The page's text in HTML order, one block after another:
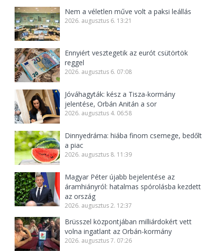
Nem a véletlen műve volt a paksi leállás
2026. augusztus 6. 13:21
Ennyiért vesztegetik az eurót csütörtök
reggel
2026. augusztus 6. 07:08
Jóváhagyták: kész a Tisza-kormány
jelentése, Orbán Anitán a sor
2026. augusztus 4. 06:58
Dinnyedráma: hiába finom csemege, bedőlt
a piac
2026. augusztus 8. 11:39
Magyar Péter újabb bejelentése az
áramhiányról: hatalmas spórolásba kezdett
az ország
2026. augusztus 2. 12:37
Brüsszel központjában milliárdokért vett
volna ingatlant az Orbán-kormány
2026. augusztus 7. 07:26